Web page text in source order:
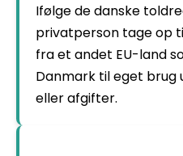
Ifølge de danske
privatperson tage op
fra et andet EU-land
Danmark til eget
eller afgifter.